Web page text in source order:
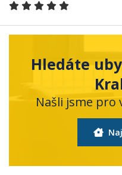
Hledáte
Našli jsme pro